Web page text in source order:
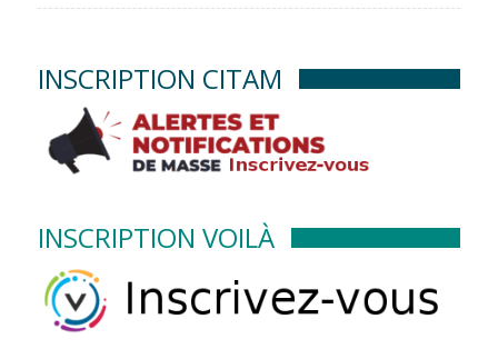
INSCRIPTION CITAM
INSCRIPTION VOILÀ